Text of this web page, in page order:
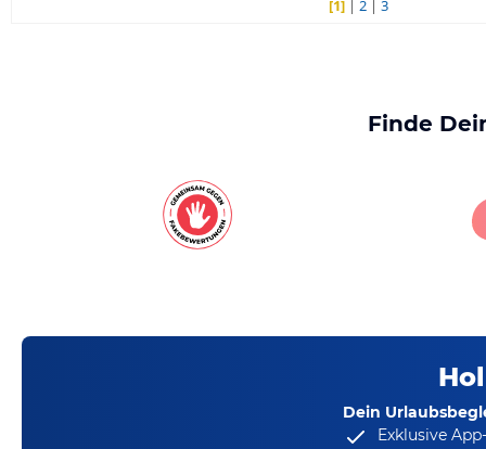
[1] |2 |3
Finde
Dein
Exklusive